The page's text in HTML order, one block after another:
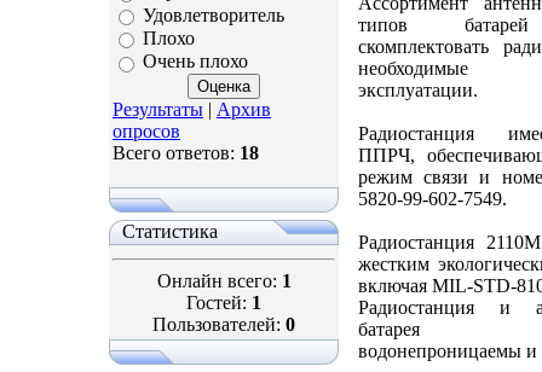
Удовлетворитель
Плохо
Очень плохо
Результаты | Архив
опросов
Всего ответов: 18
Статистика
Онлайн всего: 1
Гостей: 1
Пользователей: 0
типов батарей
cкомплектовать
эксплуатации.
Радиостанция
ППРЧ,
режим связи и
5820-99-602-7549.
Радиостанция 2110М
жестким
включая MIL-STD-
Радиостанция и
батарея
водонепроницаемы и